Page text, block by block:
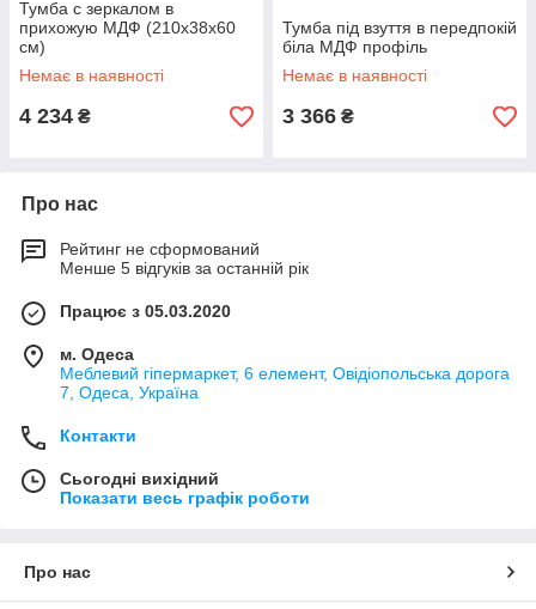
Тумба с зеркалом в
прихожую МДФ (210х38х60
см)
Немає в наявності
4 234 ₴
Тумба під взуття в передпокій
біла МДФ профіль
Немає в наявності
3 366 ₴
Про нас
Рейтинг не сформований
Менше 5 відгуків за останній рік
Працює з 05.03.2020
м. Одеса
Меблевий гіпермаркет, 6 елемент, Овідіопольська дорога
7, Одеса, Україна
Контакти
Сьогодні вихідний
Показати весь графік роботи
Про нас